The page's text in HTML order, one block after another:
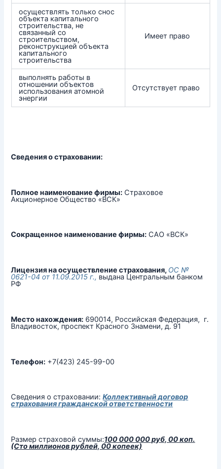
осуществлять только снос
объекта капитального
строительства, не
связанный со
строительством,
реконструкцией объекта
капитального
строительства
Имеет право
выполнять работы в
отношении объектов
использования атомной
энергии
Отсутствует право
Сведения о страховании:
Полное наименование фирмы: Страховое
Акционерное Общество «ВСК»
Сокращенное наименование фирмы: САО «ВСК»
Лицензия на осуществление страхования, ОС №
0621-04 от 11.09.2015 г., выдана Центральным банком
РФ
Место нахождения: 690014, Российская Федерация, г.
Владивосток, проспект Красного Знамени, д. 91
Телефон: +7(423) 245-99-00
Сведения о страховании:Коллективный договор
страхования гражданской ответственности
Размер страховой суммы:100 000 000 руб, 00 коп.
(Сто миллионов рублей, 00 копеек)